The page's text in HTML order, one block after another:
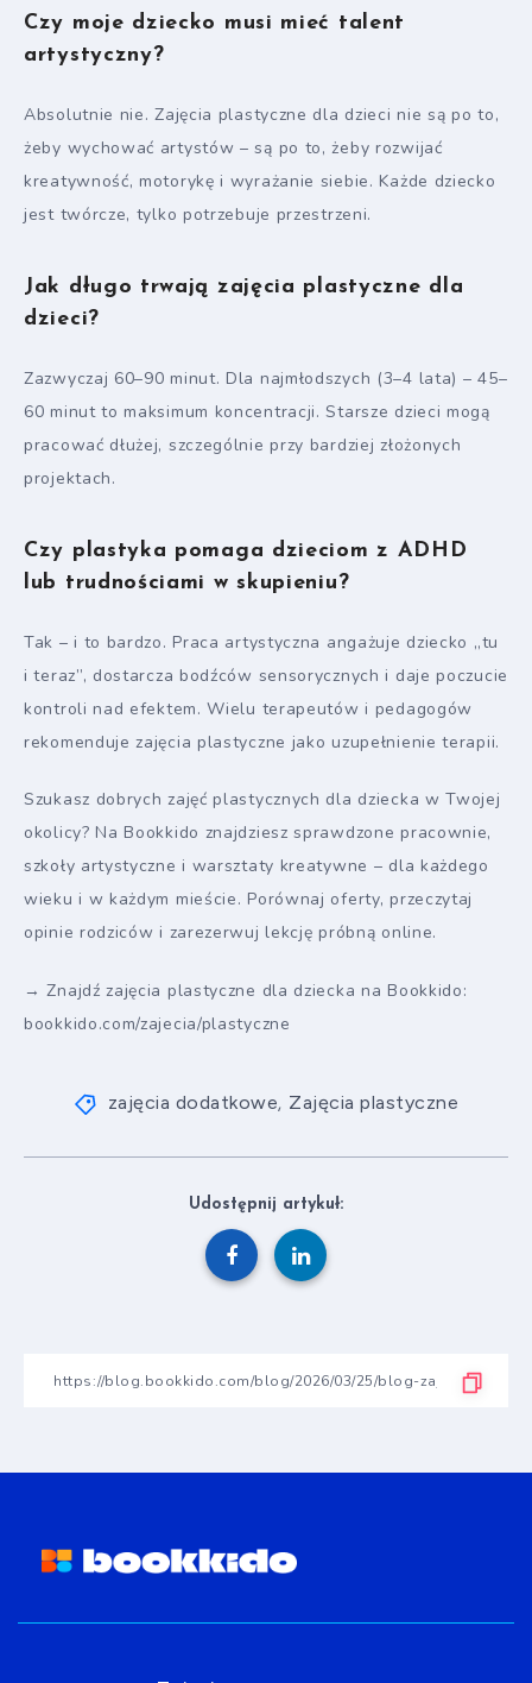
Czy moje dziecko musi mieć talent
artystyczny?
Absolutnie nie. Zajęcia plastyczne dla dzieci nie są po to,
żeby wychować artystów – są po to, żeby rozwijać
kreatywność, motorykę i wyrażanie siebie. Każde dziecko
jest twórcze, tylko potrzebuje przestrzeni.
Jak długo trwają zajęcia plastyczne dla
dzieci?
Zazwyczaj 60–90 minut. Dla najmłodszych (3–4 lata) – 45–
60 minut to maksimum koncentracji. Starsze dzieci mogą
pracować dłużej, szczególnie przy bardziej złożonych
projektach.
Czy plastyka pomaga dzieciom z ADHD
lub trudnościami w skupieniu?
Tak – i to bardzo. Praca artystyczna angażuje dziecko „tu
i teraz”, dostarcza bodźców sensorycznych i daje poczucie
kontroli nad efektem. Wielu terapeutów i pedagogów
rekomenduje zajęcia plastyczne jako uzupełnienie terapii.
Szukasz dobrych zajęć plastycznych dla dziecka w Twojej
okolicy? Na Bookkido znajdziesz sprawdzone pracownie,
szkoły artystyczne i warsztaty kreatywne – dla każdego
wieku i w każdym mieście. Porównaj oferty, przeczytaj
opinie rodziców i zarezerwuj lekcję próbną online.
→ Znajdź zajęcia plastyczne dla dziecka na Bookkido:
bookkido.com/zajecia/plastyczne
zajęcia dodatkowe, Zajęcia plastyczne
Udostępnij artykuł: